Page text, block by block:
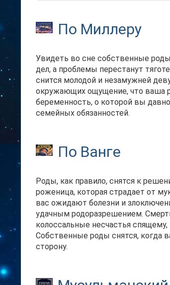
По Миллеру
Увидеть во сне собственные
дел, а проблемы перестанут
снится молодой и незамужней
окружающих ощущение, что ваша
беременность, о которой вы
семейных обязанностей.
По Ванге
Роды, как правило, снятся к
роженица, которая страдает от
вас ожидают болезни и
удачным родоразрешением.
колоссальные несчастья
Собственные роды снятся, когда
сторону.